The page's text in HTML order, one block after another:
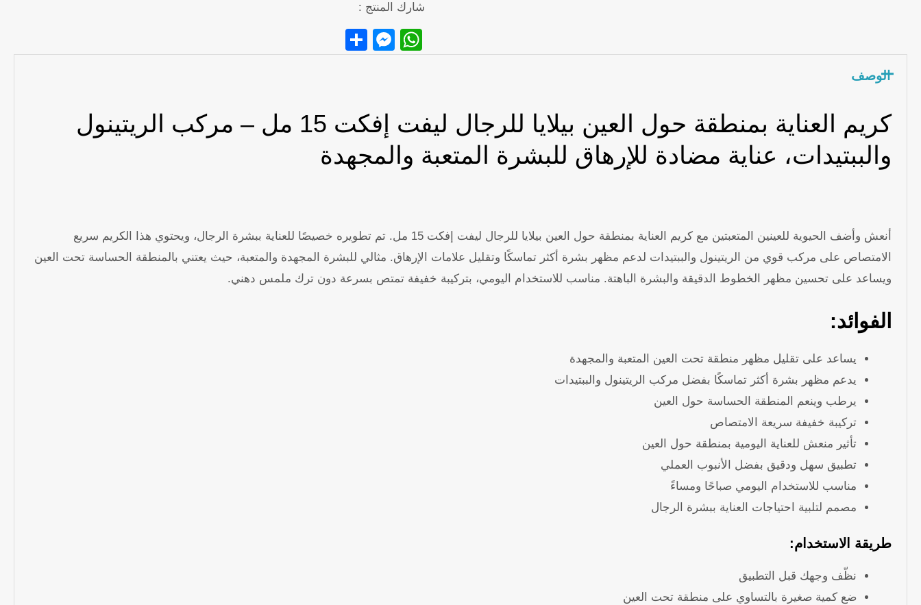
شارك المنتج :
WhatsApp
Messenger
الوصف
كريم العناية بمنطقة حول العين بيلايا للرجال ليفت إفكت 15 مل – مركب الريتينول
والببتيدات، عناية مضادة للإرهاق للبشرة المتعبة والمجهدة
أنعش وأضف الحيوية للعينين المتعبتين مع كريم العناية بمنطقة حول العين بيلايا للرجال ليفت إفكت 15 مل. تم تطويره خصيصًا للعناية ببشرة الرجال، ويحتوي هذا الكريم سريع
الامتصاص على مركب قوي من الريتينول والببتيدات لدعم مظهر بشرة أكثر تماسكًا وتقليل علامات الإرهاق. مثالي للبشرة المجهدة والمتعبة، حيث يعتني بالمنطقة الحساسة تحت العين
ويساعد على تحسين مظهر الخطوط الدقيقة والبشرة الباهتة. مناسب للاستخدام اليومي، بتركيبة خفيفة تمتص بسرعة دون ترك ملمس دهني.
الفوائد:
يساعد على تقليل مظهر منطقة تحت العين المتعبة والمجهدة
يدعم مظهر بشرة أكثر تماسكًا بفضل مركب الريتينول والببتيدات
يرطب وينعم المنطقة الحساسة حول العين
تركيبة خفيفة سريعة الامتصاص
تأثير منعش للعناية اليومية بمنطقة حول العين
تطبيق سهل ودقيق بفضل الأنبوب العملي
مناسب للاستخدام اليومي صباحًا ومساءً
مصمم لتلبية احتياجات العناية ببشرة الرجال
طريقة الاستخدام:
نظّف وجهك قبل التطبيق
ضع كمية صغيرة بالتساوي على منطقة تحت العين